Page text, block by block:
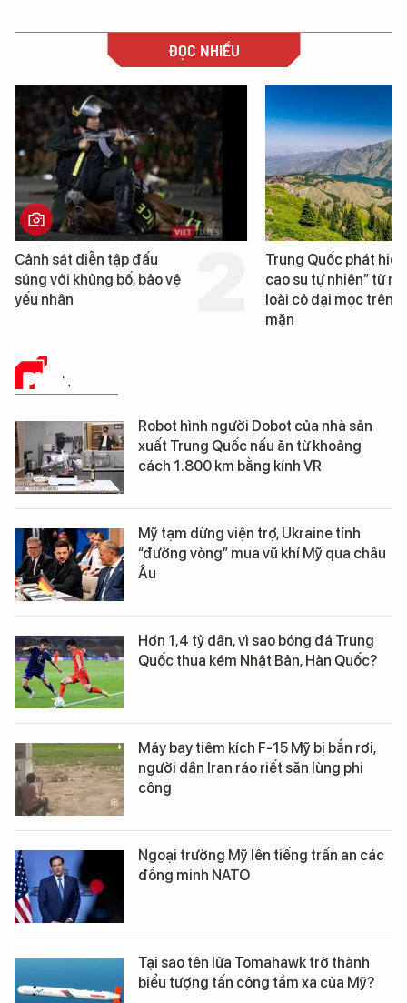
ĐỌC NHIỀU
Cảnh sát diễn tập đấu
súng với khủng bố, bảo vệ
yếu nhân
Trung Quốc phát hiện
cao su tự nhiên” từ một
loài cỏ dại mọc trên
mặn
PHÂN TÍCH
Robot hình người Dobot của nhà sản
xuất Trung Quốc nấu ăn từ khoảng
cách 1.800 km bằng kính VR
Mỹ tạm dừng viện trợ, Ukraine tính
“đường vòng” mua vũ khí Mỹ qua châu
Âu
Hơn 1,4 tỷ dân, vì sao bóng đá Trung
Quốc thua kém Nhật Bản, Hàn Quốc?
Máy bay tiêm kích F-15 Mỹ bị bắn rơi,
người dân Iran ráo riết săn lùng phi
công
Ngoại trưởng Mỹ lên tiếng trấn an các
đồng minh NATO
Tại sao tên lửa Tomahawk trở thành
biểu tượng tấn công tầm xa của Mỹ?